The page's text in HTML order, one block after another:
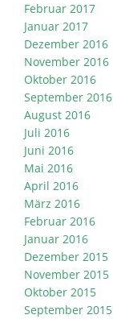
Februar 2017
Januar 2017
Dezember 2016
November 2016
Oktober 2016
September 2016
August 2016
Juli 2016
Juni 2016
Mai 2016
April 2016
März 2016
Februar 2016
Januar 2016
Dezember 2015
November 2015
Oktober 2015
September 2015